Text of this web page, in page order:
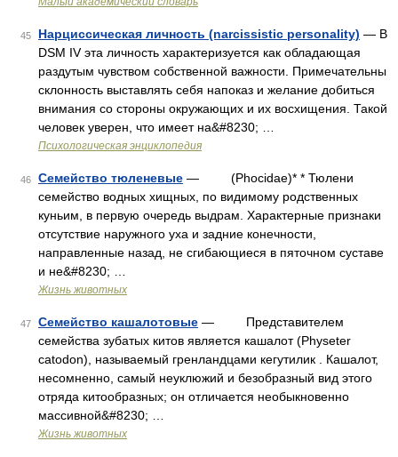
45 Нарциссическая личность (narcissistic personality) — В
DSM IV эта личность характеризуется как обладающая
раздутым чувством собственной важности. Примечательны
склонность выставлять себя напоказ и желание добиться
внимания со стороны окружающих и их восхищения. Такой
человек уверен, что имеет на&#8230; …
Психологическая энциклопедия
46 Семейство тюленевые — (Phocidae)* * Тюлени
семейство водных хищных, по видимому родственных
куньим, в первую очередь выдрам. Характерные признаки
отсутствие наружного уха и задние конечности,
направленные назад, не сгибающиеся в пяточном суставе
и не&#8230; …
Жизнь животных
47 Семейство кашалотовые — Представителем
семейства зубатых китов является кашалот (Physeter
catodon), называемый гренландцами кегутилик . Кашалот,
несомненно, самый неуклюжий и безобразный вид этого
отряда китообразных; он отличается необыкновенно
массивной&#8230; …
Жизнь животных